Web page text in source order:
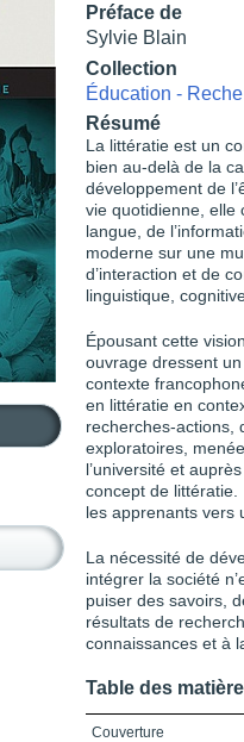
Préface de
Sylvie Blain
Collection
Éducation -
Résumé
La littératie est un
bien au-delà de la
développement de
vie quotidienne, elle
langue, de
moderne sur une
d’interaction et de
linguistique,
Épousant cette
ouvrage dressent
contexte
en littératie en
recherches-actions,
exploratoires,
l’université et
concept de
les apprenants vers
La nécessité de
intégrer la société
puiser des savoirs,
résultats de
connaissances et à
Table des
Couverture